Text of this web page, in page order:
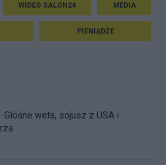
WIDEO SALON24 MEDIA
PIENIĄDZE
Głośne weta, sojusz z USA i